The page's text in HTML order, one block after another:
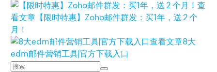
查
看文章 【限时特惠】Zoho邮件群发：买1年，送 2 个
月！
查看文章8大
edm邮件营销工具|官方下载入口